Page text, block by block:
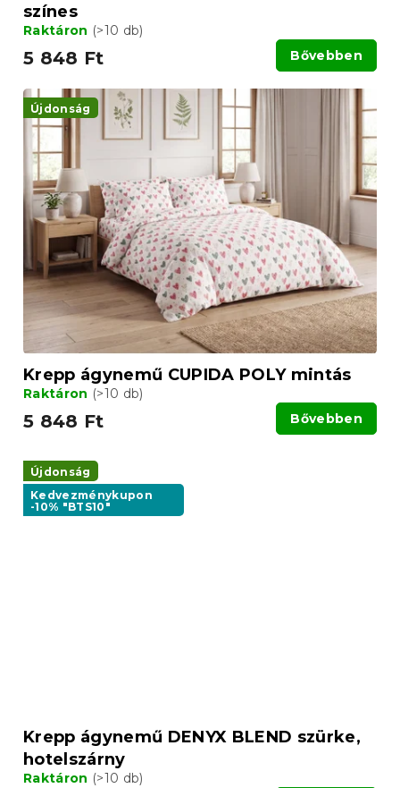
színes
Raktáron (>10 db)
5 848 Ft Bővebben
Újdonság
Krepp ágynemű CUPIDA POLY mintás
Raktáron (>10 db)
5 848 Ft Bővebben
Újdonság
Kedvezménykupon
-10% "BTS10"
Krepp ágynemű DENYX BLEND szürke,
hotelszárny
Raktáron (>10 db)